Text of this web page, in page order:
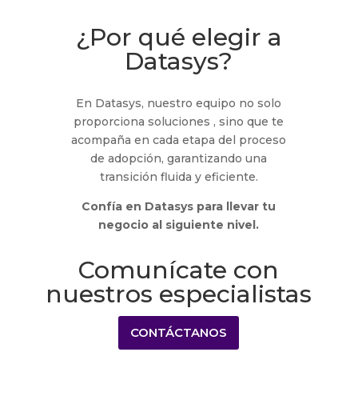
¿Por qué elegir a
Datasys?
En Datasys, nuestro equipo no solo
proporciona soluciones , sino que te
acompaña en cada etapa del proceso
de adopción, garantizando una
transición fluida y eficiente.
Confía en Datasys para llevar tu
negocio al siguiente nivel.
Comunícate con
nuestros especialistas
CONTÁCTANOS